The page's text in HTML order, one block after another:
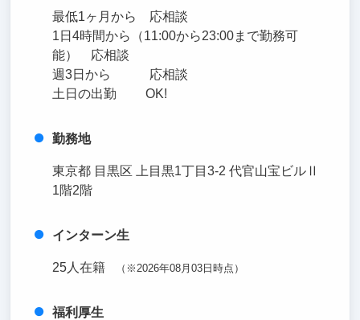
最低1ヶ月から 応相談
1日4時間から（11:00から23:00まで勤務可
能） 応相談
週3日から 応相談
土日の出勤 OK!
勤務地
東京都 目黒区 上目黒1丁目3-2 代官山宝ビルⅡ
1階2階
インターン生
25人在籍 （※2026年08月03日時点）
福利厚生